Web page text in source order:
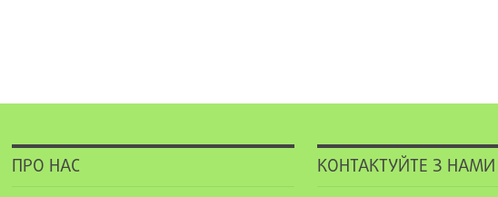
ПРО НАС КОНТАКТУЙТЕ З НАМИ